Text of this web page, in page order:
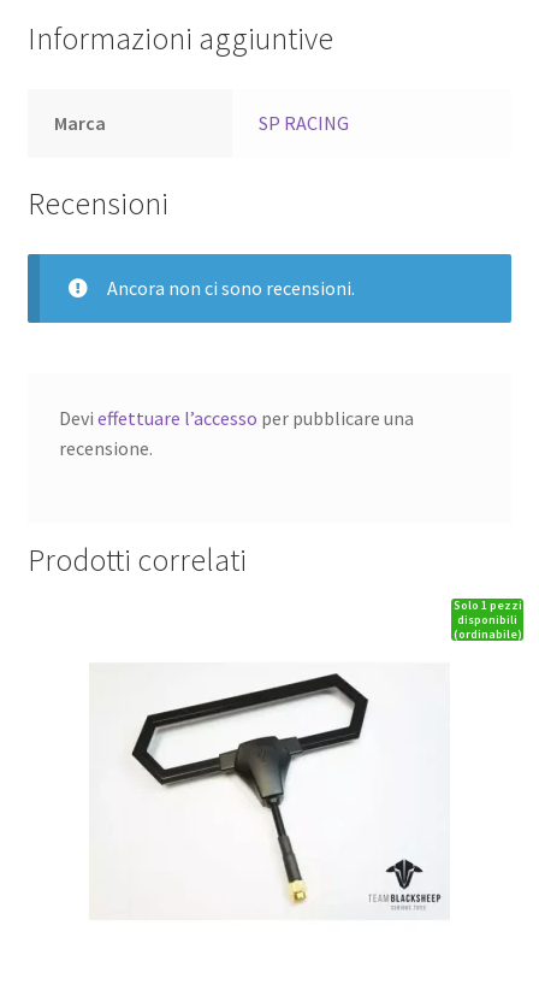
Informazioni aggiuntive
Marca SP RACING
Recensioni
Ancora non ci sono recensioni.
Devi effettuare l’accesso per pubblicare una
recensione.
Prodotti correlati
Solo 1 pezzi
disponibili
(ordinabile)